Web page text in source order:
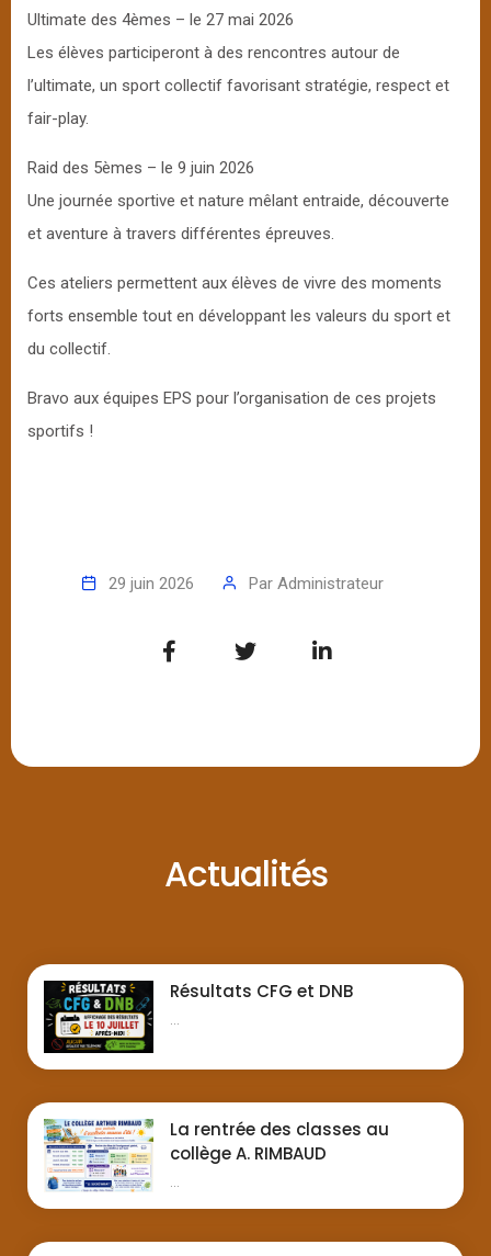
Ultimate des 4èmes – le 27 mai 2026
Les élèves participeront à des rencontres autour de
l’ultimate, un sport collectif favorisant stratégie, respect et
fair-play.
Raid des 5èmes – le 9 juin 2026
Une journée sportive et nature mêlant entraide, découverte
et aventure à travers différentes épreuves.
Ces ateliers permettent aux élèves de vivre des moments
forts ensemble tout en développant les valeurs du sport et
du collectif.
Bravo aux équipes EPS pour l’organisation de ces projets
sportifs !
29 juin 2026 Par Administrateur
Actualités
Résultats CFG et DNB
...
La rentrée des classes au
collège A. RIMBAUD
...